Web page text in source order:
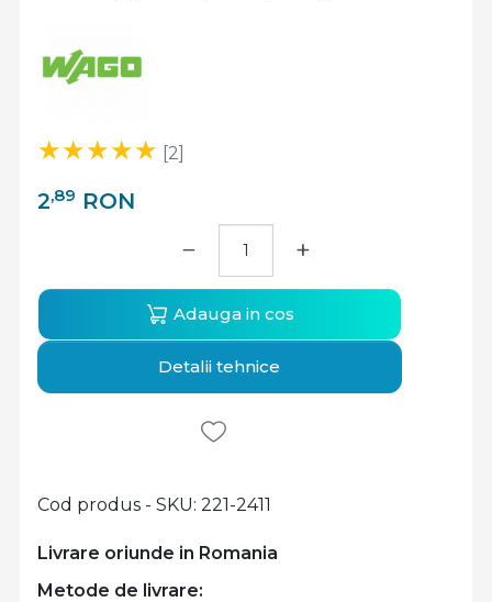
[2]
2,89 RON
Livrare oriunde in Romania
Cod produs - SKU 221-2411
Metode de livrare:
− +
Adauga in cos
Detalii tehnice